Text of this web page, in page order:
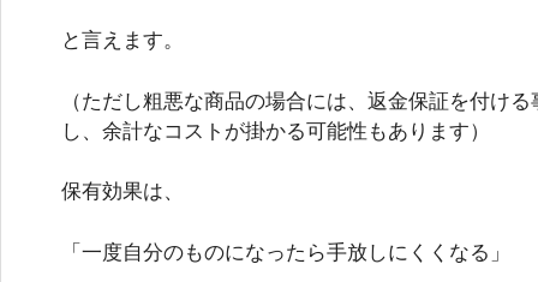
と言えます。
（ただし粗悪な商品の場合には、返金保証を付け
し、余計なコストが掛かる可能性もあります）
保有効果は、
「一度自分のものになったら手放しにくくなる」